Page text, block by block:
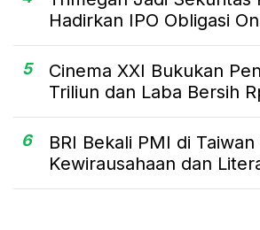
Hadirkan IPO Obligasi
5
Cinema XXI Bukukan
Triliun dan Laba Bersih
6
BRI Bekali PMI di
Kewirausahaan dan